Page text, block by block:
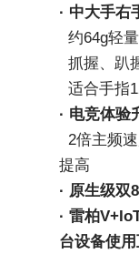
· 中大手右
约64g轻
抓握、趴
适合手指
· 电竞体验
2倍主频
提高
· 原生级双
· 雷柏
台设备使